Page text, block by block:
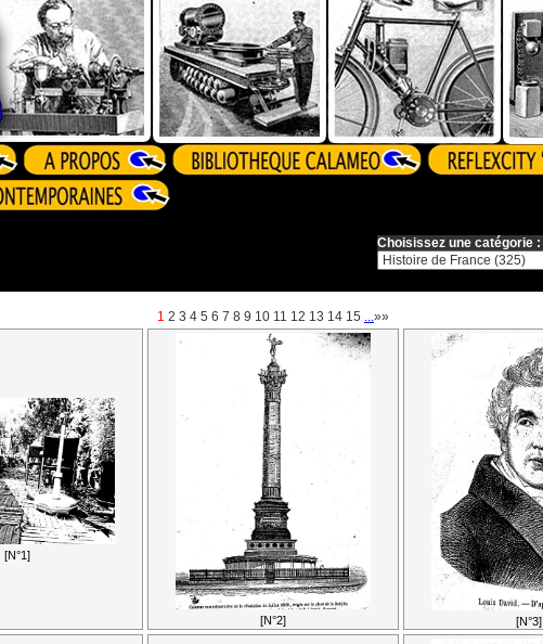
Choisissez une catégorie :
1 2 3 4 5 6 7 8 9 10 11 12 13 14 15 ...»»
[N°1]
[N°2] [N°3]